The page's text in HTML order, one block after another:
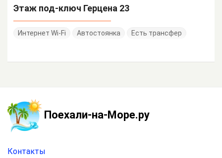
Этаж под-ключ Герцена 23
Интернет Wi-Fi Автостоянка Есть трансфер
Поехали-на-Море.ру
Контакты